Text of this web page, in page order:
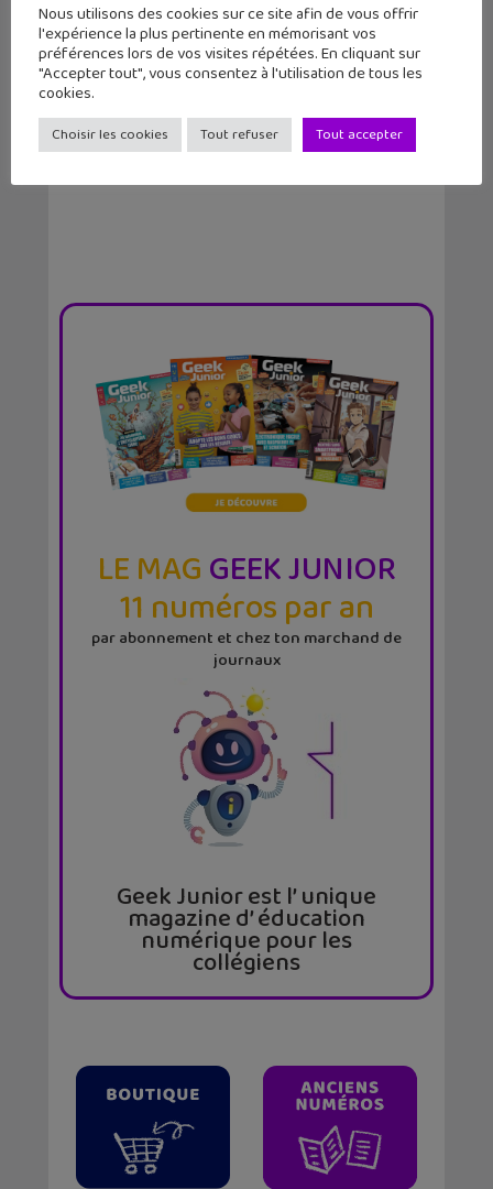
4 séries et films Netflix à visionner
en Juin 2024...
LE MAGGEEK JUNIOR
11 numéros par an
par abonnement et chez ton marchand de
journaux
Geek Junior est l’ unique
magazine d’ éducation
numérique pour les
collégiens
Nous utilisons des cookies sur ce site afin de vous offrir
l'expérience la plus pertinente en mémorisant vos
préférences lors de vos visites répétées. En cliquant sur
"Accepter tout", vous consentez à l'utilisation de tous les
cookies.
Choisir les cookies Tout refuser Tout accepter